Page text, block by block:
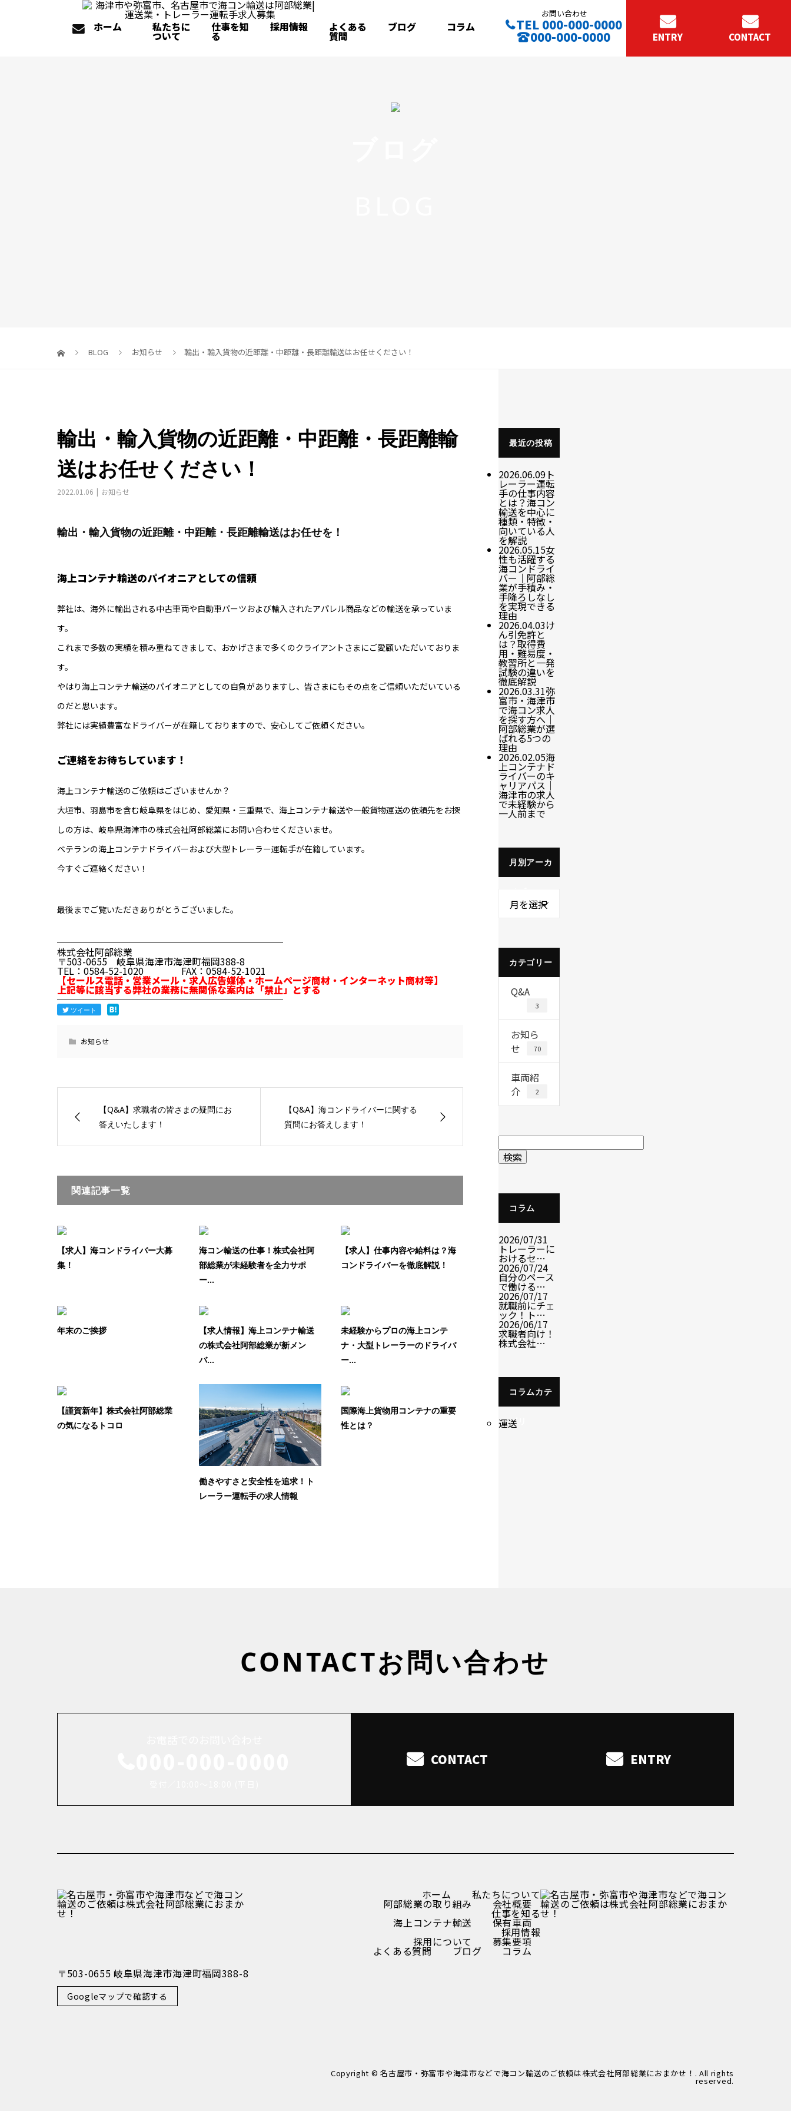
ホーム 私たちに
ついて
仕事を知
る
採用情報 よくある
質問
ブログ コラム
お問い合わせ
TEL 000-000-0000
000-000-0000 ENTRY CONTACT
BLOG お知らせ 輸出・輸入貨物の近距離・中距離・長距離輸送はお任せください！
輸出・輸入貨物の近距離・中距離・長距離輸
送はお任せください！
2022.01.06 お知らせ
輸出・輸入貨物の近距離・中距離・長距離輸送はお任せを！
海上コンテナ輸送のパイオニアとしての信頼
弊社は、海外に輸出される中古車両や自動車パーツおよび輸入されたアパレル商品などの輸送を承っていま
す。
これまで多数の実績を積み重ねてきまして、おかげさまで多くのクライアントさまにご愛顧いただいておりま
す。
やはり海上コンテナ輸送のパイオニアとしての自負がありますし、皆さまにもその点をご信頼いただいている
のだと思います。
弊社には実績豊富なドライバーが在籍しておりますので、安心してご依頼ください。
ご連絡をお待ちしています！
海上コンテナ輸送のご依頼はございませんか？
大垣市、羽島市を含む岐阜県をはじめ、愛知県・三重県で、海上コンテナ輸送や一般貨物運送の依頼先をお探
しの方は、岐阜県海津市の株式会社阿部総業にお問い合わせくださいませ。
ベテランの海上コンテナドライバーおよび大型トレーラー運転手が在籍しています。
今すぐご連絡ください！
最後までご覧いただきありがとうございました。
────────────────────────
株式会社阿部総業
〒503-0655 岐阜県海津市海津町福岡388-8
TEL：0584-52-1020 FAX：0584-52-1021
【セールス電話・営業メール・求人広告媒体・ホームページ商材・インターネット商材等】
上記等に該当する弊社の業務に無関係な案内は「禁止」とする
────────────────────────
ツイート
お知らせ
【Q&A】求職者の皆さまの疑問にお
答えいたします！
【Q&A】海コンドライバーに関する
質問にお答えします！
関連記事一覧
【求人】海コンドライバー大募
集！
海コン輸送の仕事！株式会社阿
部総業が未経験者を全力サポ
ー...
【求人】仕事内容や給料は？海
コンドライバーを徹底解説！
年末のご挨拶
【求人情報】海上コンテナ輸送
の株式会社阿部総業が新メン
バ...
未経験からプロの海上コンテ
ナ・大型トレーラーのドライバ
ー...
【謹賀新年】株式会社阿部総業
の気になるトコロ
働きやすさと安全性を追求！ト
レーラー運転手の求人情報
国際海上貨物用コンテナの重要
性とは？
最近の投稿
2026.06.09ト
レーラー運転
手の仕事内容
とは？海コン
輸送を中心に
種類・特徴・
向いている人
を解説
2026.05.15女
性も活躍する
海コンドライ
バー｜阿部総
業が手積み・
手降ろしなし
を実現できる
理由
2026.04.03け
ん引免許と
は？取得費
用・難易度・
教習所と一発
試験の違いを
徹底解説
2026.03.31弥
富市・海津市
で海コン求人
を探す方へ｜
阿部総業が選
ばれる5つの
理由
2026.02.05海
上コンテナド
ライバーのキ
ャリアパス｜
海津市の求人
で未経験から
一人前まで
月別アーカ
月を選択
カテゴリー
Q&A
3
お知ら
せ
70
車両紹
介
2
コラム
2026/07/31
トレーラーに
おけるセ…
2026/07/24
自分のペース
で働ける…
2026/07/17
就職前にチェ
ック！ト…
2026/06/17
求職者向け！
株式会社…
コラムカテ
ゴリ
運送
CONTACTお問い合わせ
CONTACT ENTRY
ホーム 私たちについて
阿部総業の取り組み 会社概要
仕事を知る
海上コンテナ輸送 保有車両
採用情報
採用について 募集要項
よくある質問 ブログ
コラム
〒503-0655 岐阜県海津市海津町福岡388-8
Googleマップで確認する
Copyright © 名古屋市・弥富市や海津市などで海コン輸送のご依頼は株式会社阿部総業におまかせ！. All rights
reserved.